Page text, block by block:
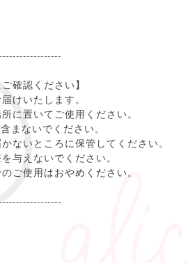
確認ください】
けいたします。
に置いてご使用ください。
まないでください。
ないところに保管してください。
与えないでください。
ご使用はおやめください。